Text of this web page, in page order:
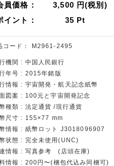
員価格： 3,500 円(税別)
イント：
35 Pt
コード： M2961-2495
機関 : 中国人民銀行
年号 : 2015年銘版
情報 : 宇宙開発・航天記念紙幣
図案 : 100元と宇宙開発記念
種類 : 法定通貨 /現行通貨
尺寸 : 155×77 mm
情報 : 紙幣ロット J3018096907
状態 : 完全未使用(UNC)
情報 : 写真参考 (店頭在庫)
情報 : 200円〜(梱包代込み同梱可)